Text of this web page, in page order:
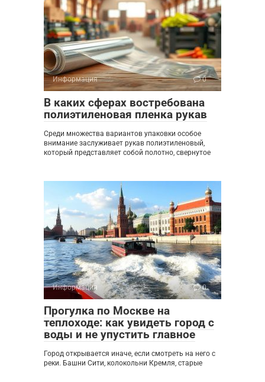
Информация 0
В каких сферах востребована
полиэтиленовая пленка рукав
Среди множества вариантов упаковки особое
внимание заслуживает рукав полиэтиленовый,
который представляет собой полотно, свернутое
Информация 0
Прогулка по Москве на
теплоходе: как увидеть город с
воды и не упустить главное
Город открывается иначе, если смотреть на него с
реки. Башни Сити, колокольни Кремля, старые